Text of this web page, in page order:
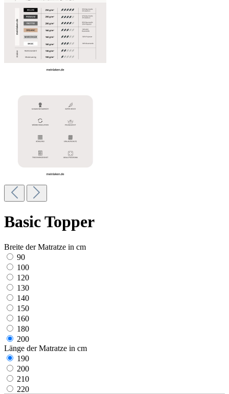
Basic Topper
Breite der Matratze in cm
90
100
120
130
140
150
160
180
200
Länge der Matratze in cm
190
200
210
220